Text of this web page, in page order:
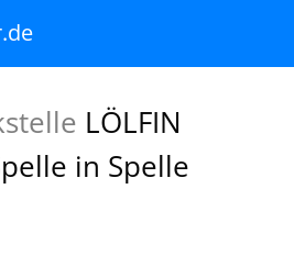
LÖLFIN
in Spelle